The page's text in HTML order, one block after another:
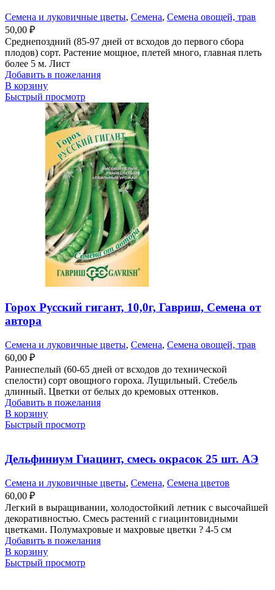
Семена и луковичные цветы, Семена, Семена овощей, трав
50,00 ₽
Среднепоздний (85-97 дней от всходов до первого сбора
плодов) сорт. Растение мощное, плетей много, главная плеть
более 5 м. Лист
Добавить в пожелания
В корзину
Быстрый просмотр
Горох Русский гигант, 10,0г, Гавриш, Семена от
автора
Семена и луковичные цветы, Семена, Семена овощей, трав
60,00 ₽
Раннеспелый (60-65 дней от всходов до технической
спелости) сорт овощного гороха. Лущильный. Стебель
длинный. Цветки от белых до кремовых оттенков.
Добавить в пожелания
В корзину
Быстрый просмотр
Дельфиниум Гиацинт, смесь окрасок 25 шт. АЭ
Семена и луковичные цветы, Семена, Семена цветов
60,00 ₽
Легкий в выращивании, холодостойкий летник с высочайшей
декоративностью. Смесь растений с гиацинтовидными
цветками. Полумахровые и махровые цветки ? 4-5 см
Добавить в пожелания
В корзину
Быстрый просмотр